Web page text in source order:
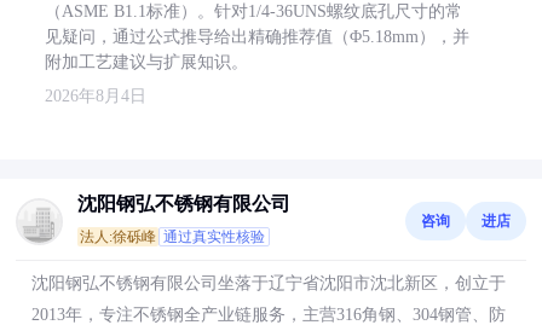
（ASME B1.1标准）。针对1/4-36UNS螺纹底孔尺寸的常
见疑问，通过公式推导给出精确推荐值（Φ5.18mm），并
附加工艺建议与扩展知识。
2026年8月4日
沈阳钢弘不锈钢有限公司
法人:徐砾峰 通过真实性核验
咨询 进店
沈阳钢弘不锈钢有限公司坐落于辽宁省沈阳市沈北新区，创立于
2013年，专注不锈钢全产业链服务，主营316角钢、304钢管、防